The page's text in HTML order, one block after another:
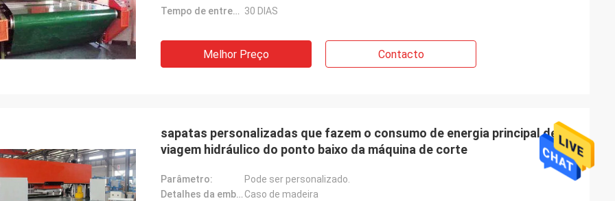
Tempo de entrega: 30 DIAS
Melhor Preço Contacto
sapatas personalizadas que fazem o consumo de energia principal de
viagem hidráulico do ponto baixo da máquina de corte
Parâmetro:
Pode ser personalizado.
Detalhes da embalagem: Caso de madeira